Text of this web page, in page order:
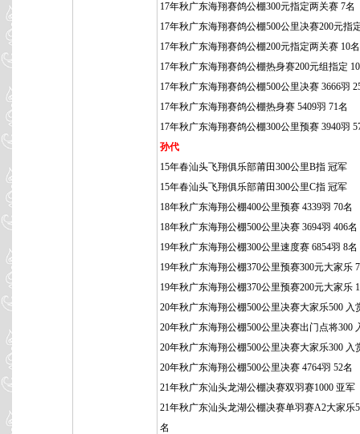
17年秋广东海翔赛鸽公棚300元指定两关赛 7名
17年秋广东海翔赛鸽公棚500公里决赛200元指
17年秋广东海翔赛鸽公棚200元指定两关赛 10名
17年秋广东海翔赛鸽公棚热身赛200元组指定
17年秋广东海翔赛鸽公棚500公里决赛 3666羽
17年秋广东海翔赛鸽公棚热身赛 5409羽 71名
17年秋广东海翔赛鸽公棚300公里预赛 3940羽
孙代
15年春汕头飞翔俱乐部莆田300公里B指 冠军
15年春汕头飞翔俱乐部莆田300公里C指 冠军
18年秋广东海翔公棚400公里预赛 4339羽 70名
18年秋广东海翔公棚500公里决赛 3694羽 406名
19年秋广东海翔公棚300公里速度赛 6854羽 8名
19年秋广东海翔公棚370公里预赛300元大家乐
19年秋广东海翔公棚370公里预赛200元大家乐
20年秋广东海翔公棚500公里决赛大家乐500 入
20年秋广东海翔公棚500公里决赛出门点将300
20年秋广东海翔公棚500公里决赛大家乐300 入
20年秋广东海翔公棚500公里决赛 4764羽 52名
21年秋广东汕头龙湖公棚决赛双羽赛1000 亚军
21年秋广东汕头龙湖公棚决赛单羽赛A2大家乐
名